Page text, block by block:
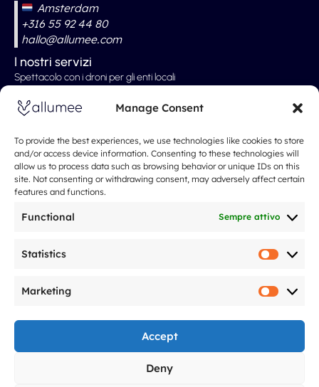
Manage Consent
To provide the best experiences, we use technologies like cookies to store
and/or access device information. Consenting to these technologies will
allow us to process data such as browsing behavior or unique IDs on this
site. Not consenting or withdrawing consent, may adversely affect certain
features and functions.
Functional Sempre attivo
Statistics
Marketing
Accept
Deny
Amsterdam
+316 55 92 44 80
hallo@allumee.com
I nostri servizi
Spettacolo con i droni per gli enti locali
Spettacolo con droni professionali
Spettacolo con i droni ai matrimoni
Spettacolo con i droni per eventi
Spettacoli di Natale e Capodanno
Le nostre tariffe
Riguardo a
Spectacle de drones
Cosa dicono di noi
Domande frequenti
Y
o